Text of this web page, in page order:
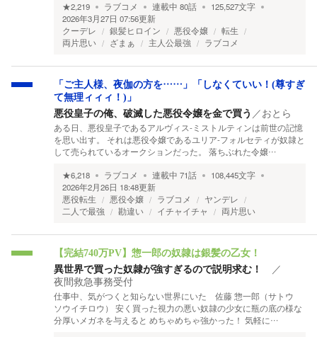
★2,219 ラブコメ 連載中 80話 125,527文字
2026年3月27日 07:56更新
クーデレ
銀髪ヒロイン 悪役令嬢
転生
両片思い
ざまぁ 主人公最強 ラブコメ
「ご主人様、夜伽の方を……」「しなくていい！(尊すぎ
て無理ィィィ！)」
悪役皇子の俺、破滅した悪役令嬢を金で買う ／おとら
ある日、悪役皇子であるアルヴィス-ミストルティンは前世の記憶
を思い出す。 それは悪役令嬢であるユリア-フォルセティが奴隷と
して売られているオークションだった。 落ちぶれた令嬢…
★6,218 ラブコメ 連載中 71話 108,445文字
2026年2月26日 18:48更新
悪役転生
悪役令嬢 ラブコメ
ヤンデレ
二人で最強
勘違い イチャイチャ 両片思い
【完結740万PV】惣一郎の奴隷は銀髪の乙女！
異世界で買った奴隷が強すぎるので説明求む！ ／
夜間救急事務受付
仕事中、気がつくと知らない世界にいた 佐藤 惣一郎（サトウ
ソウイチロウ） 安く買った視力の悪い奴隷の少女に瓶の底の様な
分厚いメガネを与えると めちゃめちゃ強かった！ 気軽に…